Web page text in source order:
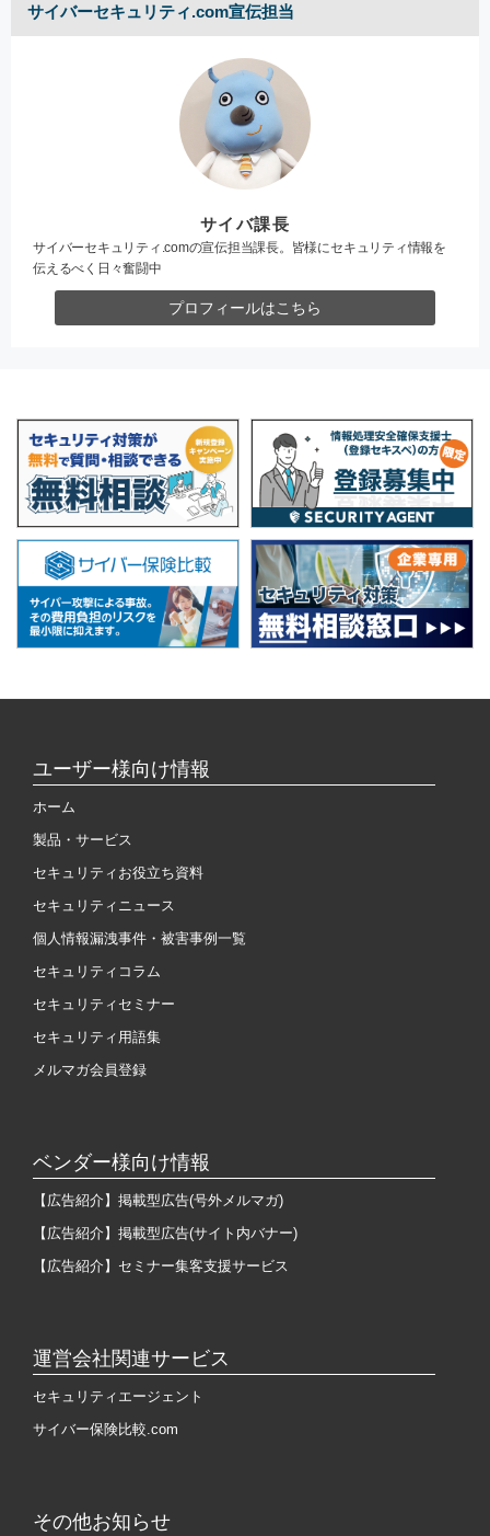
サイバーセキュリティ.com宣伝担当
サイバ課長
サイバーセキュリティ.comの宣伝担当課長。皆様にセキュリティ情報を
伝えるべく日々奮闘中
プロフィールはこちら
ユーザー様向け情報
ホーム
製品・サービス
セキュリティお役立ち資料
セキュリティニュース
個人情報漏洩事件・被害事例一覧
セキュリティコラム
セキュリティセミナー
セキュリティ用語集
メルマガ会員登録
ベンダー様向け情報
【広告紹介】掲載型広告(号外メルマガ)
【広告紹介】掲載型広告(サイト内バナー)
【広告紹介】セミナー集客支援サービス
運営会社関連サービス
セキュリティエージェント
サイバー保険比較.com
その他お知らせ